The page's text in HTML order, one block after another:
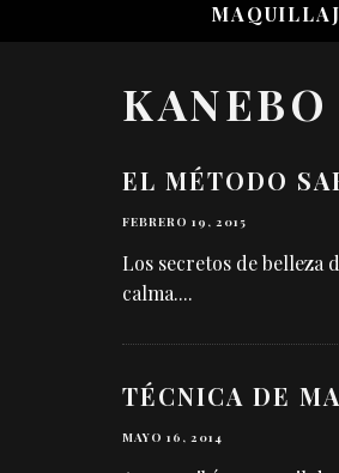
KANEBO
EL MÉTODO
FEBRERO 19, 2015
Los secretos de belleza
calma....
TÉCNICA DE
MAYO 16, 2014